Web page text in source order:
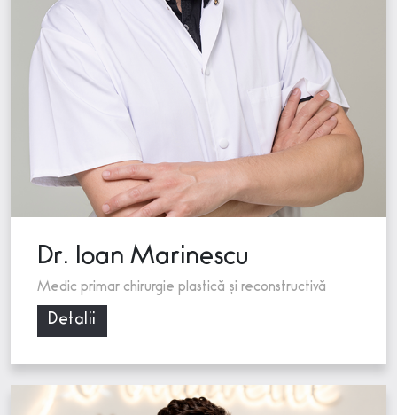
Dr. Ioan Marinescu
Medic primar chirurgie plastică și reconstructivă
Detalii